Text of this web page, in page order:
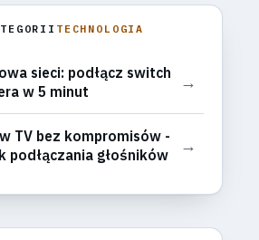
TECHNOLOGIA
sieci: podłącz switch
w 5 minut
→
TV bez kompromisów -
podłączania głośników
→